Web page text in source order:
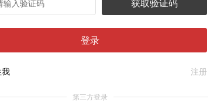
登录
注册
第三方登录